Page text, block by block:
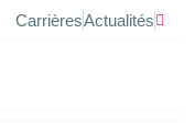
CarrièresActualités